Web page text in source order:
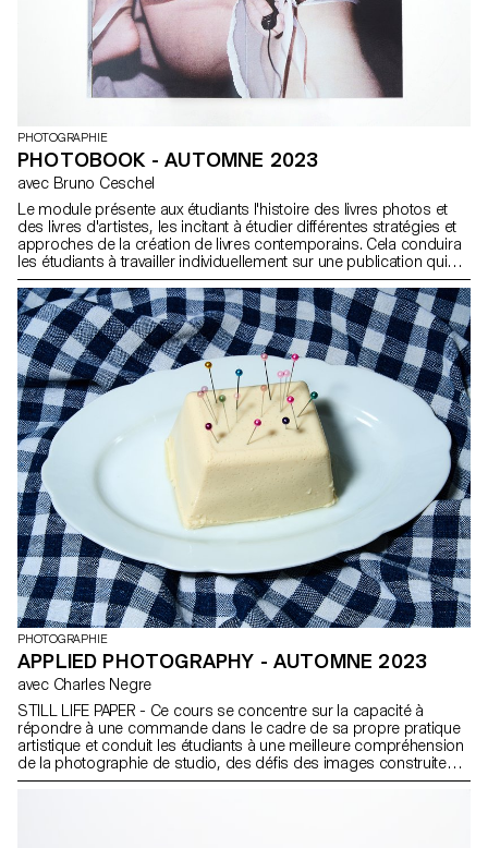
PHOTOGRAPHIE
PHOTOBOOK - AUTOMNE 2023
avec Bruno Ceschel
Le module présente aux étudiants l'histoire des livres photos et
des livres d'artistes, les incitant à étudier différentes stratégies et
approches de la création de livres contemporains. Cela conduira
les étudiants à travailler individuellement sur une publication qui
sera présentée lors des évaluations en janvier 2023. Les étudiants
auront l'occasion de créer un nouveau corpus de travail en
relation avec la forme du livre, en apprenant l'édition, le
séquençage et la conception.
PHOTOGRAPHIE
APPLIED PHOTOGRAPHY - AUTOMNE 2023
avec Charles Negre
STILL LIFE PAPER - Ce cours se concentre sur la capacité à
répondre à une commande dans le cadre de sa propre pratique
artistique et conduit les étudiants à une meilleure compréhension
de la photographie de studio, des défis des images construites
et de leurs processus. Ce cours de photographie appliquée met